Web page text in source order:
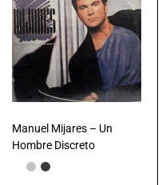
Manuel Mijares – Un
Hombre Discreto